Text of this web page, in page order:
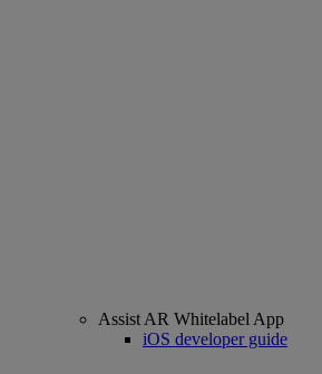
Assist AR Whitelabel App
iOS developer guide